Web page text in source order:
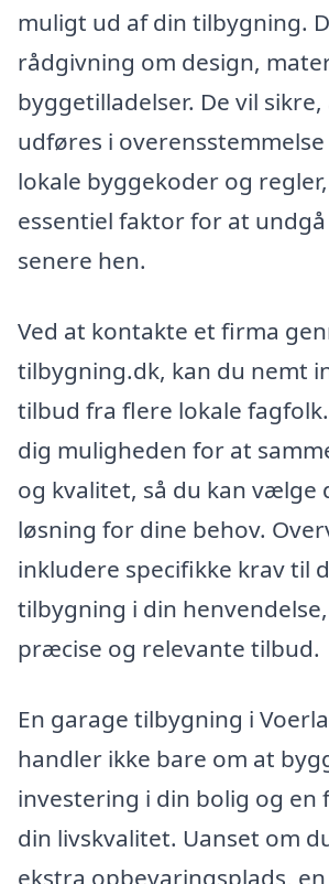
muligt ud af din tilbygning.
rådgivning om design,
byggetilladelser. De vil
udføres i
lokale byggekoder og
essentiel faktor for at
senere hen.
Ved at kontakte et firma
tilbygning.dk, kan du nemt
tilbud fra flere lokale
dig muligheden for at
og kvalitet, så du kan vælge
løsning for dine behov.
inkludere specifikke krav til
tilbygning i din
præcise og relevante tilbud.
En garage tilbygning i
handler ikke bare om at
investering i din bolig og en
din livskvalitet. Uanset om
ekstra opbevaringsplads,